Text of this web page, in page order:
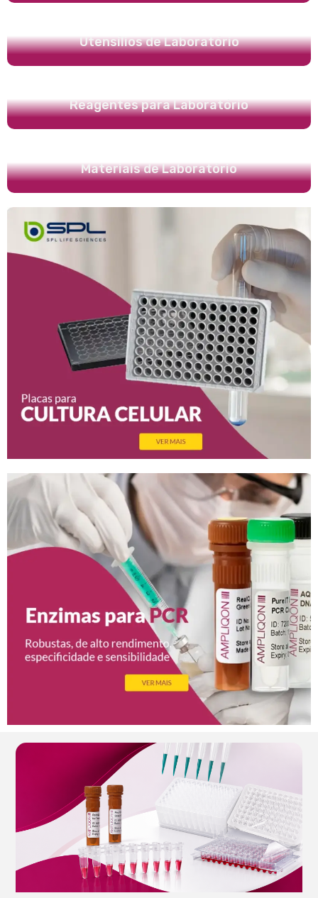
Utensílios de Laboratório
Reagentes para Laboratório
Materiais de Laboratório